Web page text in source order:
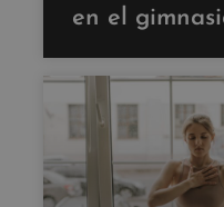
en el